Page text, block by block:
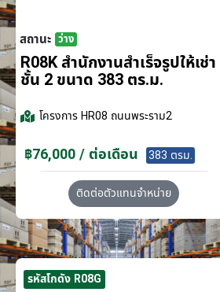
สถานะ ว่าง
R08K สำนักงานสำเร็จรูปให้เช่า
ชั้น 2 ขนาด 383 ตร.ม.
โครงการHR08 ถนนพระราม2
฿76,000 / ต่อเดือน 383 ตรม.
ติดต่อตัวแทนจำหน่าย
รหัสโกดัง R08G